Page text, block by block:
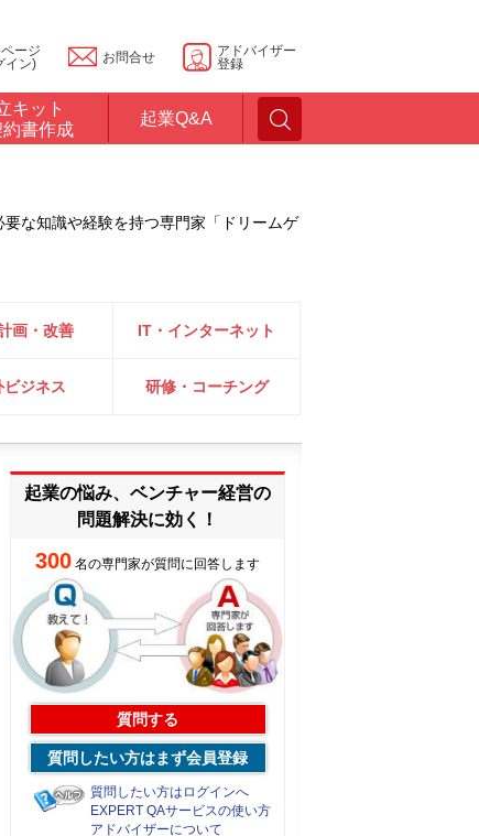
ージ
イン)
お問合せ
アドバイザー
登録
キット
書作成
起業Q&A
な知識や経験を持つ専門家「ドリームゲ
画・改善 IT・インターネット
ビジネス 研修・コーチング
起業の悩み、ベンチャー経営の
問題解決に効く！
300 名の専門家が質問に回答します
質問する
質問したい方はまず会員登録
質問したい方はログインへ
EXPERT QAサービスの使い方
アドバイザーについて